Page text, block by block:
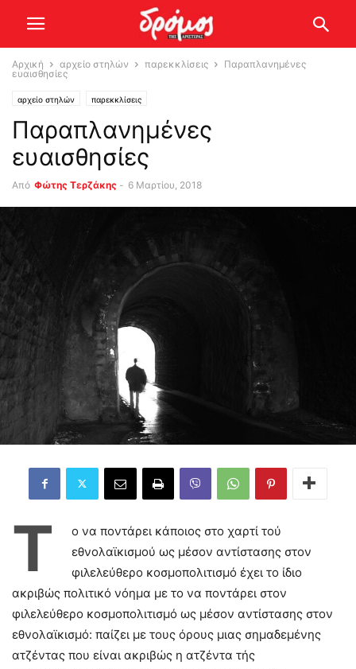
Αρχική αρχείο στηλών παρεκκλίσεις
Παραπλανημένες
ευαισθησίες
αρχείο στηλών παρεκκλίσεις
Παραπλανημένες
ευαισθησίες
Από Φώτης Τερζάκης - 6 Μαρτίου, 2018
Τ
ο να ποντάρει κάποιος στο χαρτί τού
εθνολαϊκισμού ως μέσον αντίστασης στον
φιλελεύθερο κοσμοπολιτισμό έχει το ίδιο
ακριβώς πολιτικό νόημα με το να ποντάρει στον
φιλελεύθερο κοσμοπολιτισμό ως μέσον αντίστασης στον
εθνολαϊκισμό: παίζει με τους όρους μιας σημαδεμένης
ατζέντας που είναι ακριβώς η ατζέντα τής